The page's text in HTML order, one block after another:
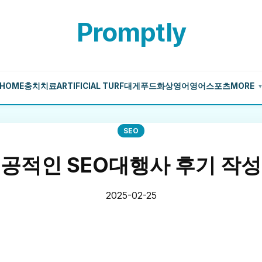
Promptly
충치치료ARTIFICIAL TURF대게 푸드화상영어 영어 스포츠MORE
SEO
적인 SEO대행사 후기 작
2025-02-25